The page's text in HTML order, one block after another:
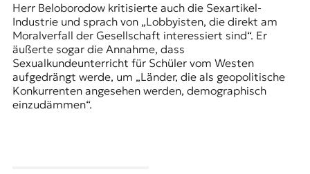
Herr Beloborodow kritisierte auch die Sexartikel-
Industrie und sprach von „Lobbyisten, die direkt am
Moralverfall der Gesellschaft interessiert sind“. Er
äußerte sogar die Annahme, dass
Sexualkundeunterricht für Schüler vom Westen
aufgedrängt werde, um „Länder, die als geopolitische
Konkurrenten angesehen werden, demographisch
einzudämmen“.